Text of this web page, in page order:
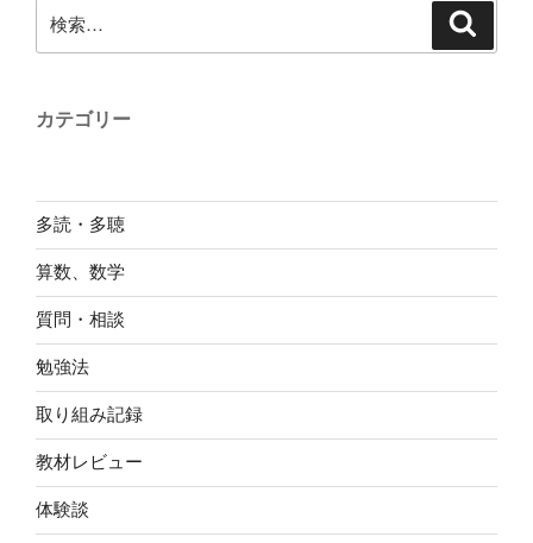
索:
カテゴリー
多読・多聴
算数、数学
質問・相談
勉強法
取り組み記録
教材レビュー
体験談